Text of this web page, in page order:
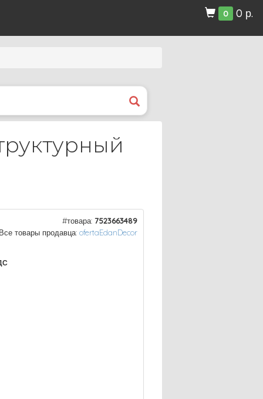
0 0 р.
#товара: 7523663489
товары продавца: ofertaEdanDecor